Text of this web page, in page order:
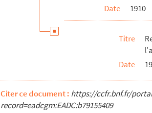
Date
1910
Titre
Date
Citer ce document : https://ccfr.bnf.fr/
record=eadcgm:EADC:b79155409